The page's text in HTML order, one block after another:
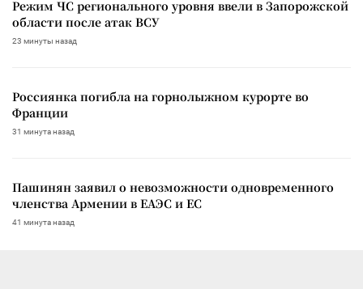
Режим ЧС регионального уровня ввели в Запорожской
области после атак ВСУ
23 минуты назад
Россиянка погибла на горнолыжном курорте во
Франции
31 минута назад
Пашинян заявил о невозможности одновременного
членства Армении в ЕАЭС и ЕС
41 минута назад